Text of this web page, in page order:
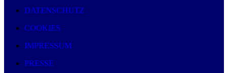
DATENSCHUTZ
COOKIES
IMPRESSUM
PRESSE